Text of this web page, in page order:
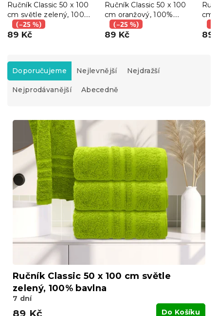
Ručník Classic 50 x 100
cm světle zelený, 100%
bavlna
(–25 %)
89 Kč
Ručník Classic 50 x 100
cm oranžový, 100%
bavlna
(–25 %)
89 Kč
cm
89
Ř
z
e
p
d
k
ů
Doporučujeme Nejlevnější Nejdražší
Nejprodávanější Abecedně
V
p
o
d
Ručník Classic 50 x 100 cm světle
zelený, 100% bavlna
7 dní
89 Kč Do Košíku